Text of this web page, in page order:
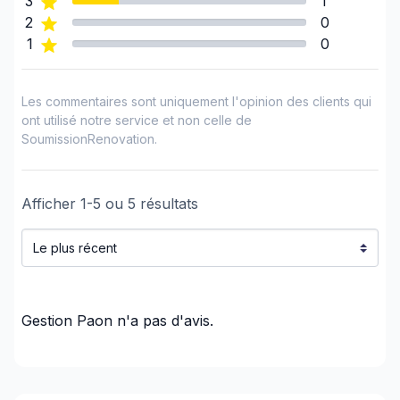
Estrie (Le Granit)
Estrie (Le Haut-Saint-François)
Estrie (Memphrémagog)
Estrie (Sherbrooke)
Laurentides (Deux-Montagnes)
Laurentides (La Rivière-du-Nord)
Laurentides (Les Laurentides)
Laurentides (Mirabel)
2
0
1
0
Les commentaires sont uniquement l'opinion des clients qui
ont utilisé notre service et non celle de
SoumissionRenovation.
Afficher 1-5 ou 5 résultats
Gestion Paon n'a pas d'avis.